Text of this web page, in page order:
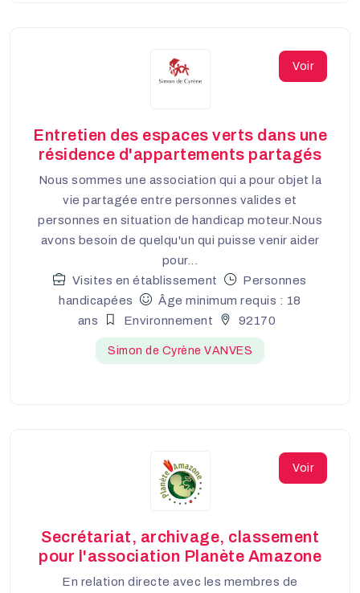
Voir
Entretien des espaces verts dans une
résidence d'appartements partagés
Nous sommes une association qui a pour objet la
vie partagée entre personnes valides et
personnes en situation de handicap moteur.Nous
avons besoin de quelqu'un qui puisse venir aider
pour...
Visites en établissement
Personnes
handicapées
Âge minimum requis : 18
ans
Environnement 92170
Simon de Cyrène VANVES
Voir
Secrétariat, archivage, classement
pour l'association Planète Amazone
En relation directe avec les membres de